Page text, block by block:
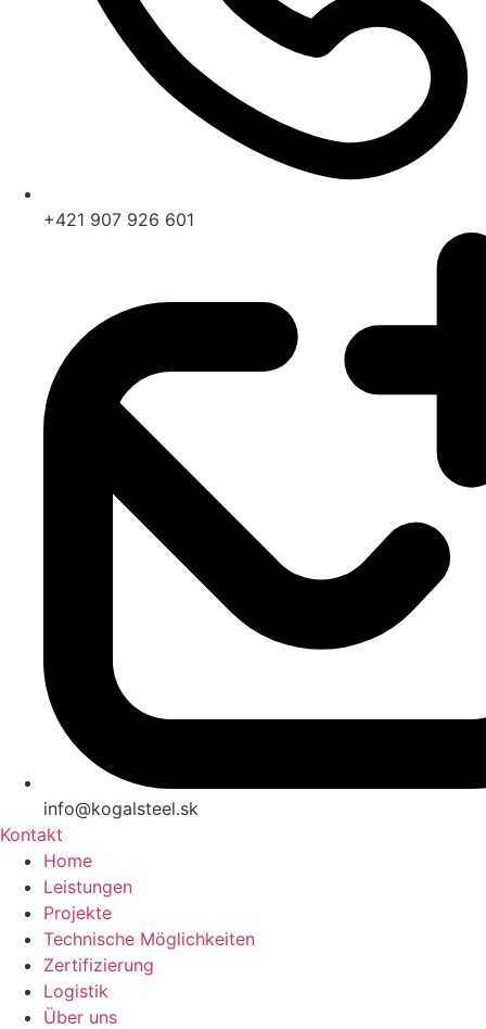
+421 907 926 601
info@kogalsteel.sk
Kontakt
Home
Leistungen
Projekte
Technische Möglichkeiten
Zertifizierung
Logistik
Über uns